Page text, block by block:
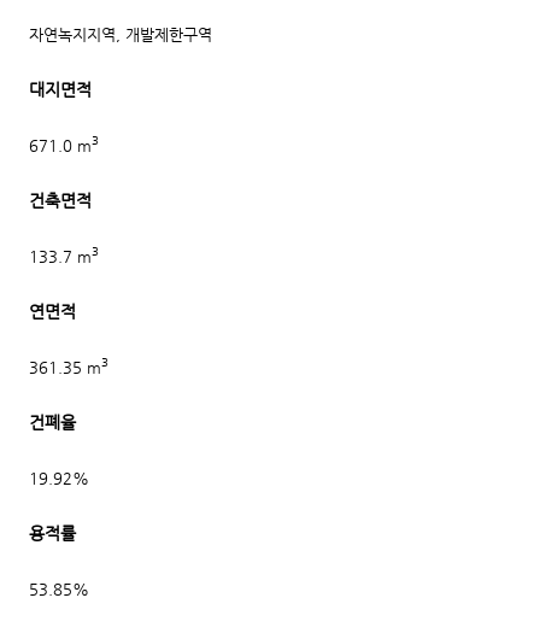
자연녹지지역, 개발제한구역
대지면적
671.0 m3
건축면적
133.7 m3
연면적
361.35 m3
건폐율
19.92%
용적률
53.85%